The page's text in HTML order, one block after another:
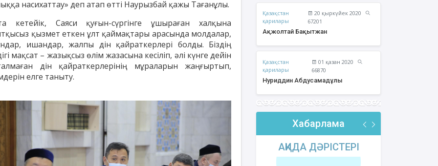
Әлимұхамедұлы
Ақжолтай Бақытжан
Әбішев Қуаныш
насихаттау» деп атап өтті Наурызбай қажы Тағанұлы.
кетейік, Саяси қуғын-сүргінге ұшыраған халқына
қызмет еткен ұлт қаймақтары арасында молдалар,
ишандар, жалпы дін қайраткерлері болды. Біздің
мақсат – жазықсыз өлім жазасына кесіліп, әлі күнге дейін
дін қайраткерлерінің мұраларын жаңғыртып,
елге таныту.
Қазақстан
қарилары
20 қыркүйек 2020
67201
Ақжолтай Бақытжан
Қазақстан
қарилары
01 қазан 2020
66870
Нуриддин Абдусамадұлы
Хабарлама
АҚИДА ДӘРІСТЕРІ ФИҚҺ ДӘРІСТЕРІ АҚИДА ДӘРІСТЕРІ